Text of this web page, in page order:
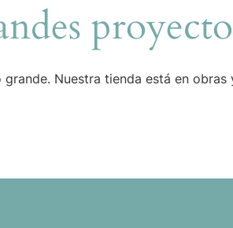
grande. Nuestra tienda está en